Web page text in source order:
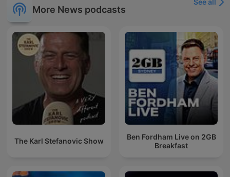
More News podcasts
See all
The Karl Stefanovic Show
Ben Fordham Live on 2GB
Breakfast